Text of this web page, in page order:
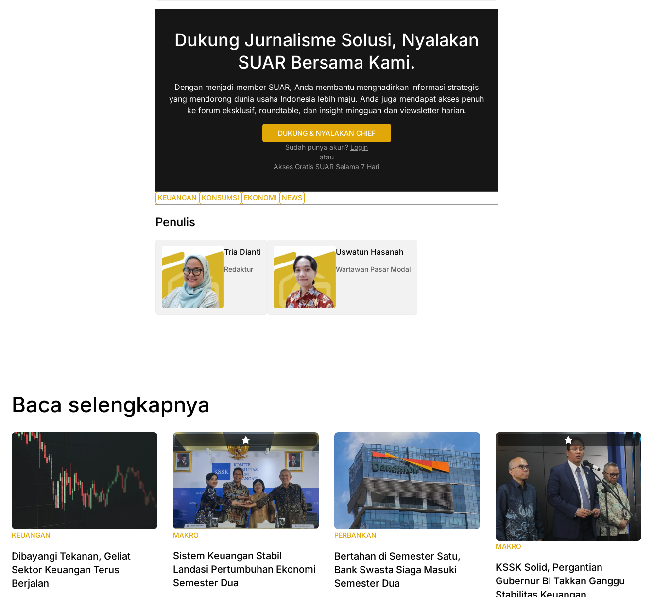
Dukung Jurnalisme Solusi, Nyalakan
SUAR Bersama Kami.
Dengan menjadi member SUAR, Anda membantu menghadirkan informasi strategis
yang mendorong dunia usaha Indonesia lebih maju. Anda juga mendapat akses penuh
ke forum eksklusif, roundtable, dan insight mingguan dan viewsletter harian.
DUKUNG & NYALAKAN CHIEF
Sudah punya akun? Login
atau
Akses Gratis SUAR Selama 7 Hari
KEUANGAN KONSUMSI EKONOMI NEWS
Penulis
Tria Dianti
Redaktur
Uswatun Hasanah
Wartawan Pasar Modal
Baca selengkapnya
KEUANGAN
Dibayangi Tekanan, Geliat
Sektor Keuangan Terus
Berjalan
MAKRO
Sistem Keuangan Stabil
Landasi Pertumbuhan Ekonomi
Semester Dua
PERBANKAN
Bertahan di Semester Satu,
Bank Swasta Siaga Masuki
Semester Dua
MAKRO
KSSK Solid, Pergantian
Gubernur BI Takkan Ganggu
Stabilitas Keuangan